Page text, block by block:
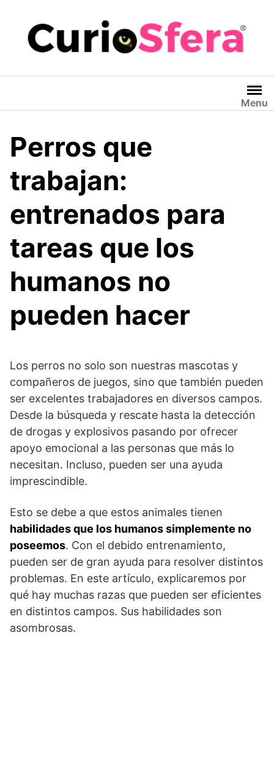
contenido
Menu
Perros que
trabajan:
entrenados para
tareas que los
humanos no
pueden hacer
Los perros no solo son nuestras mascotas y
compañeros de juegos, sino que también pueden
ser excelentes trabajadores en diversos campos.
Desde la búsqueda y rescate hasta la detección
de drogas y explosivos pasando por ofrecer
apoyo emocional a las personas que más lo
necesitan. Incluso, pueden ser una ayuda
imprescindible.
Esto se debe a que estos animales tienen
habilidades que los humanos simplemente no
poseemos. Con el debido entrenamiento,
pueden ser de gran ayuda para resolver distintos
problemas. En este artículo, explicaremos por
qué hay muchas razas que pueden ser eficientes
en distintos campos. Sus habilidades son
asombrosas.